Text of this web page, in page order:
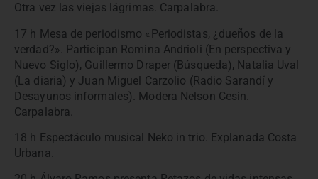
Otra vez las viejas lágrimas. Carpalabra.
17 h Mesa de periodismo «Periodistas, ¿dueños de la
verdad?». Participan Romina Andrioli (En perspectiva y
Nuevo Siglo), Guillermo Draper (Búsqueda), Natalia Uval
(La diaria) y Juan Miguel Carzolio (Radio Sarandí y
Desayunos informales). Modera Nelson Cesin.
Carpalabra.
18 h Espectáculo musical Neko in trio. Explanada Costa
Urbana.